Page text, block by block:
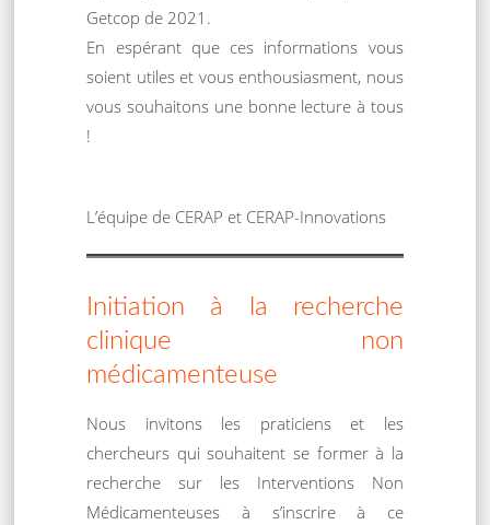
Getcop de 2021.
En espérant que ces informations vous
soient utiles et vous enthousiasment, nous
vous souhaitons une bonne lecture à tous
!
L’équipe de CERAP et CERAP-Innovations
Initiation à la recherche
clinique non
médicamenteuse
Nous invitons les praticiens et les
chercheurs qui souhaitent se former à la
recherche sur les Interventions Non
Médicamenteuses à s’inscrire à ce